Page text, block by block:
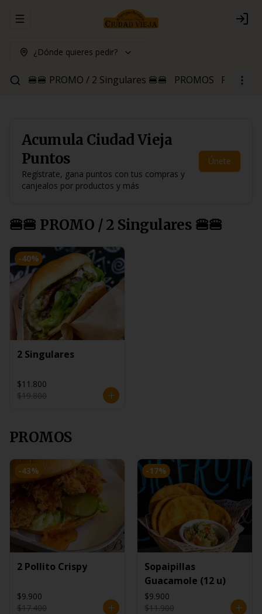
Abrir menu de navegación Login
¿Dónde quieres pedir?
🍔🍔 PROMO / 2 Singulares 🍔🍔 PROMOS Para
Acumula Ciudad Vieja
Puntos
Regístrate, gana puntos con tus compras y
canjealos por productos y más
Únete
🍔🍔 PROMO / 2 Singulares 🍔🍔
-40%
2 Singulares
$11.800
$19.800
PROMOS
-43%
2 Pollito Crispy
$9.900
$17.400
-17%
Sopaipillas
Guacamole (12 u)
$9.900
$11.900